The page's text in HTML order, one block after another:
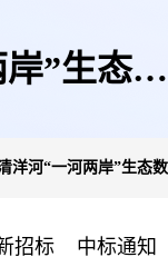
”生态数
洋河“一河两岸”生态
招标 中标通知